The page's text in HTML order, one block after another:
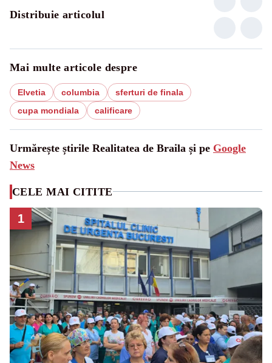
Distribuie articolul
Mai multe articole despre
Elvetia columbia
sferturi de finala
cupa mondiala
calificare
Urmărește știrile Realitatea de Braila și pe Google
News
CELE MAI CITITE
1